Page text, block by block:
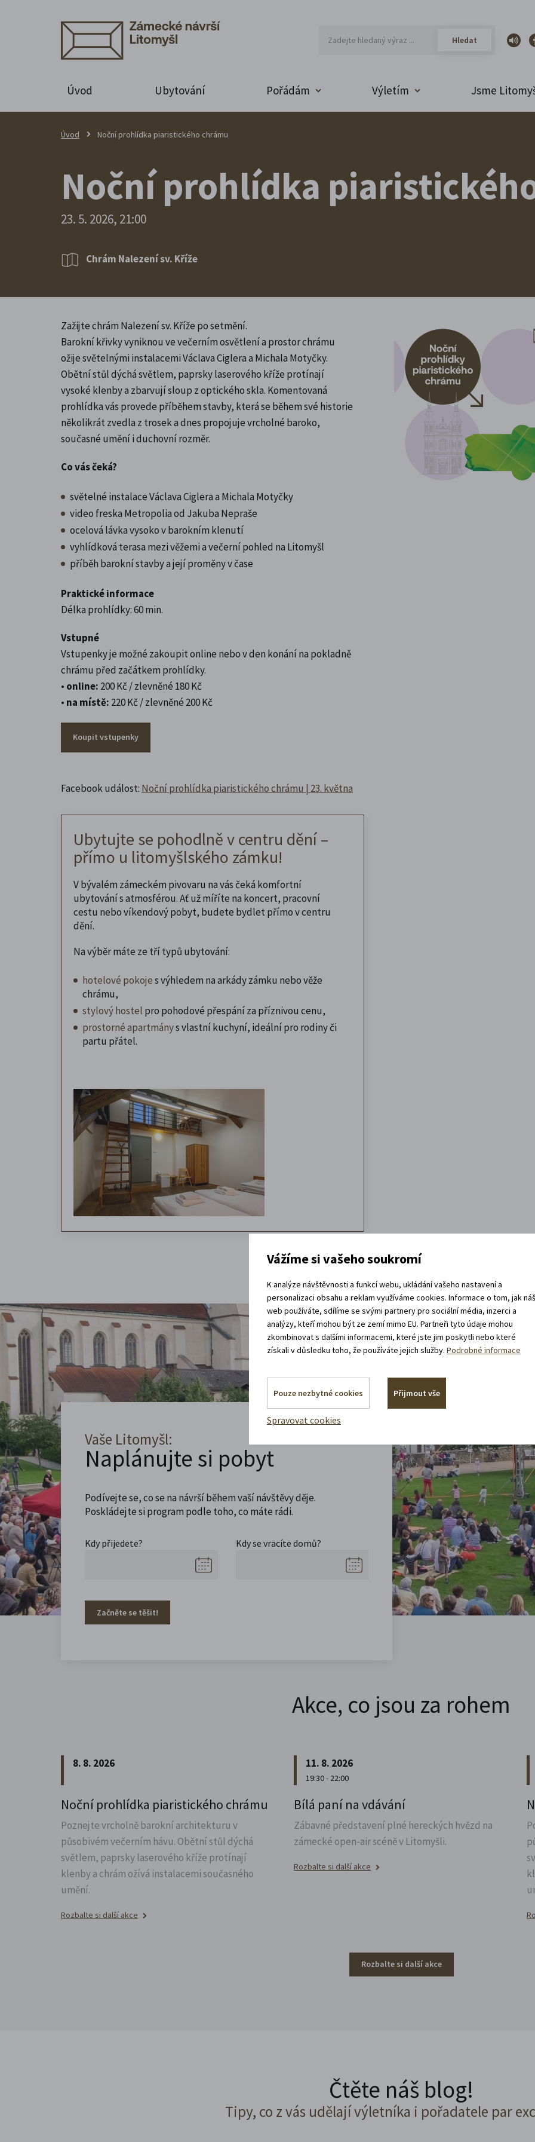
Úvod Ubytování Pořádám Výletím Jsme
Úvod Noční prohlídka piaristického chrámu
Noční prohlídka
23. 5. 2026, 21:00
Chrám Nalezení sv. Kříže
Zažijte chrám Nalezení sv. Kříže po setmění.
Barokní křivky vyniknou ve večerním osvětlení a prostor chrámu
ožije světelnými instalacemi Václava Ciglera a Michala Motyčky.
Obětní stůl dýchá světlem, paprsky laserového kříže protínají
vysoké klenby a zbarvují sloup z optického skla. Komentovaná
prohlídka vás provede příběhem stavby, která se během své historie
několikrát zvedla z trosek a dnes propojuje vrcholné baroko,
současné umění i duchovní rozměr.
Co vás čeká?
světelné instalace Václava Ciglera a Michala Motyčky
video freska Metropolia od Jakuba Nepraše
ocelová lávka vysoko v barokním klenutí
vyhlídková terasa mezi věžemi a večerní pohled na Litomyšl
příběh barokní stavby a její proměny v čase
Praktické informace
Délka prohlídky: 60 min.
Vstupné
Vstupenky je možné zakoupit online nebo v den konání na pokladně
chrámu před začátkem prohlídky.
• online: 200 Kč / zlevněné 180 Kč
• na místě: 220 Kč / zlevněné 200 Kč
Koupit vstupenky
Facebook událost: Noční prohlídka piaristického chrámu | 23. května
Ubytujte se pohodlně v centru dění –
přímo u litomyšlského zámku!
V bývalém zámeckém pivovaru na vás čeká komfortní
ubytování s atmosférou. Ať už míříte na koncert, pracovní
cestu nebo víkendový pobyt, budete bydlet přímo v centru
dění.
Na výběr máte ze tří typů ubytování:
hotelové pokojes výhledem na arkády zámku nebo věže
chrámu,
stylový hostel pro pohodové přespání za příznivou cenu,
prostorné apartmánys vlastní kuchyní, ideální pro rodiny či
partu přátel.
Vaše Litomyšl:
Naplánujte si pobyt
Podívejte se, co se na návrší během vaší návštěvy děje.
Poskládejte si program podle toho, co máte rádi.
Kdy přijedete? Kdy se vracíte domů?
Začněte se těšit!
Akce, co jsou za rohem
8. 8. 2026
Noční prohlídka piaristického chrámu
Poznejte vrcholně barokní architekturu v
působivém večerním hávu. Obětní stůl dýchá
světlem, paprsky laserového kříže protínají
klenby a chrám ožívá instalacemi současného
umění.
Rozbalte si další akce
11. 8. 2026
19:30 - 22:00
Bílá paní na vdávání
Zábavné představení plné hereckých hvězd na
zámecké open-air scéně v Litomyšli.
Rozbalte si další akce
Rozbalte si další akce
Čtěte náš blog!
Tipy, co z vás udělají výletníka i pořadatele par
Vážíme si vašeho soukromí
K analýze návštěvnosti a funkcí webu, ukládání vašeho nastavení a
personalizaci obsahu a reklam využíváme cookies. Informace o tom, jak
web používáte, sdílíme se svými partnery pro sociální média, inzerci a
analýzy, kteří mohou být ze zemí mimo EU. Partneři tyto údaje mohou
zkombinovat s dalšími informacemi, které jste jim poskytli nebo které
získali v důsledku toho, že používáte jejich služby.Podrobné informace
Pouze nezbytné cookies Přijmout vše
Spravovat cookies